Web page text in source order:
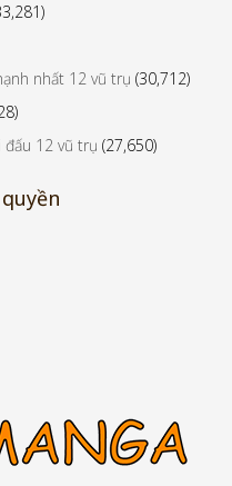
nhất 12 vũ trụ (30,712)
12 vũ trụ (27,650)